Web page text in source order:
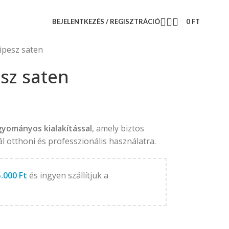
BEJELENTKEZÉS / REGISZTRÁCIÓ 0 FT
saten
saten
kialakítással, amely biztos
otthoni és professzionális használatra.
Ft és ingyen szállítjuk a